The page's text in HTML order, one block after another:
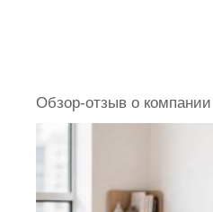
Обзор-отзыв о